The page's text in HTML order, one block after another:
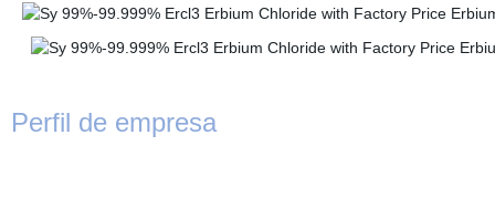
Perfil de empresa